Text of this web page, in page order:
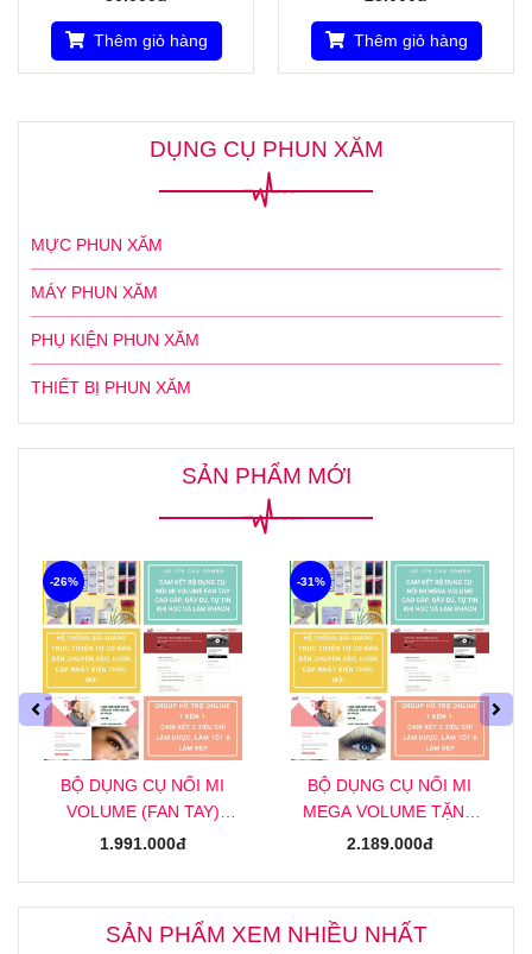
Thêm giỏ hàng Thêm giỏ hàng
DỤNG CỤ PHUN XĂM
MỰC PHUN XĂM
MÁY PHUN XĂM
PHỤ KIỆN PHUN XĂM
THIẾT BỊ PHUN XĂM
SẢN PHẨM MỚI
BỘ DỤNG CỤ NỐI MI
VOLUME (FAN TAY)
TẶNG KHOÁ HỌC NỐI MI
ONLINE
1.991.000đ
-26%
BỘ DỤNG CỤ NỐI MI
MEGA VOLUME TẶNG
KHOÁ HỌC NỐI MI MEGA
2.189.000đ
-31%
SẢN PHẨM XEM NHIỀU NHẤT